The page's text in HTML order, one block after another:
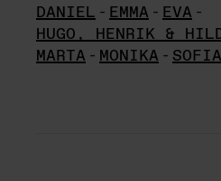
DANIEL - EMMA - EVA -
HUGO, HENRIK &
MARTA - MONIKA - SOFIA